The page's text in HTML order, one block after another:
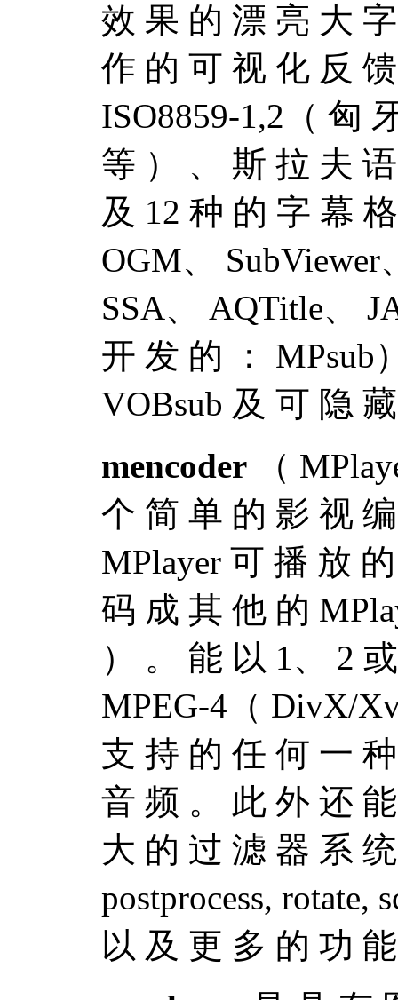
效 果 的 漂 亮 大
作 的 可 视 化 反
ISO8859-1,2（ 匈
等 ） 、 斯 拉 夫
及 12 种 的 字 幕
OGM、 SubViewer
SSA、 AQTitle、
开 发 的 ： MPsub
VOBsub 及 可 隐
mencoder （
个 简 单 的 影 视
MPlayer 可 播 放
码 成 其 他 的
） 。 能 以 1、 2
MPEG-4（ DivX/
支 持 的 任 何 一
音 频 。 此 外 还
大 的 过 滤 器 系
postprocess, rotate,
以 及 更 多 的 功